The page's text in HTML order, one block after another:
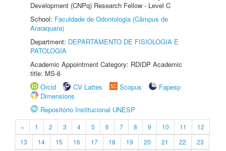
Development (CNPq) Research Fellow - Level C
School: Faculdade de Odontologia (Câmpus de
Araraquara)
Department: DEPARTAMENTO DE FISIOLOGIA E
PATOLOGIA
Academic Appointment Category: RDIDP Academic
title: MS-6
Orcid
CV Lattes Scopus
Fapesp
Dimensions
Repositório Institucional UNESP
« 1 2 3 4 5 6 7 8 9 10 11
12
13
14 15 16 17 18 19 20 21 22
23